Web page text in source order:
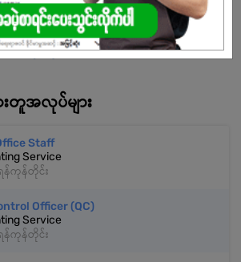
အကောင့်မရှိသေးဘူးလား?
မှတ်ပုံတင်မယ်
အလုပ်များ
Staff
Service
န်ကုန်တိုင်း
Officer (QC)
Service
န်ကုန်တိုင်း